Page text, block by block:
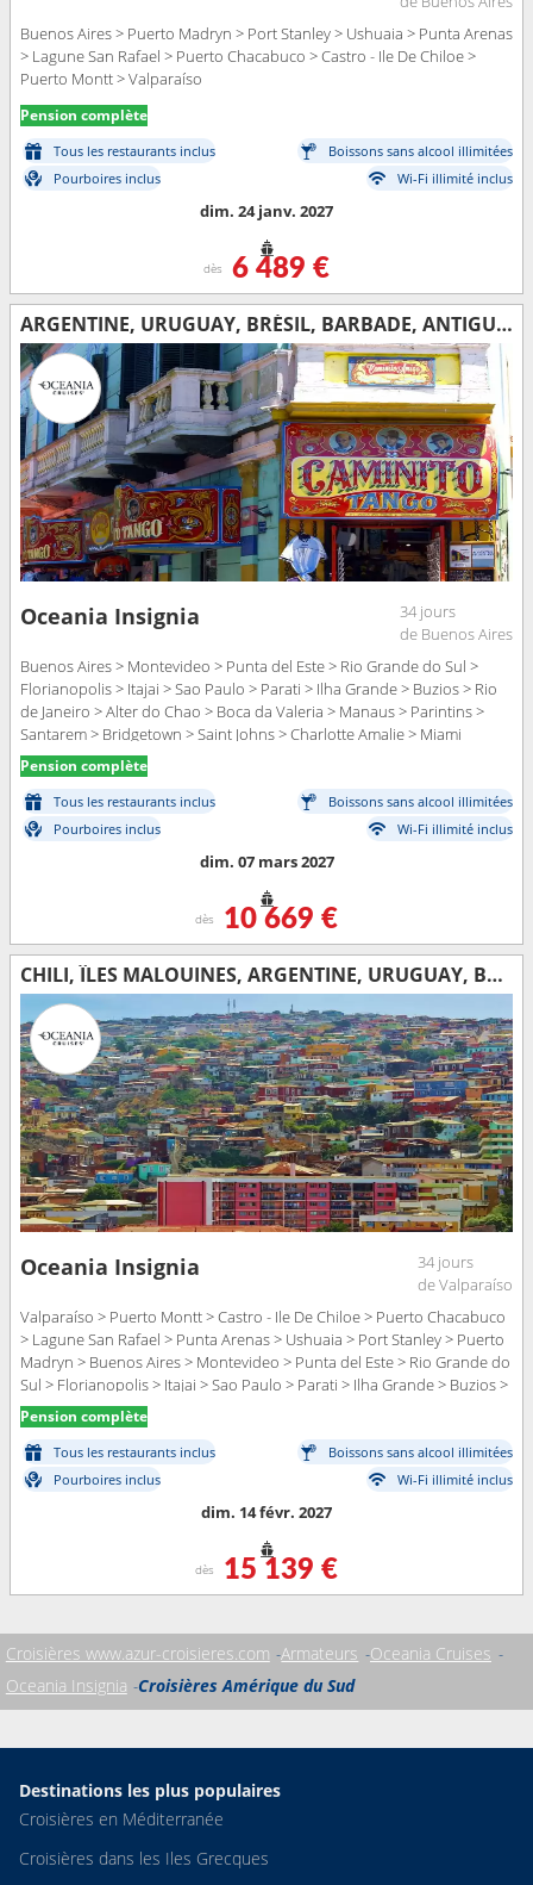
Buenos Aires > Puerto Madryn > Port Stanley > Ushuaia > Punta Arenas
> Lagune San Rafael > Puerto Chacabuco > Castro - Ile De Chiloe >
Puerto Montt > Valparaíso
Pension complète
Tous les restaurants inclus
Boissons sans alcool illimitées
Pourboires inclus
Wi-Fi illimité inclus
dim. 24 janv. 2027
dès 6 489 €
ARGENTINE, URUGUAY, BRÉSIL, BARBADE, ANTIGUA-ET-BARBUDA, ÉTATS-UNIS
Oceania Insignia
34 jours
de Buenos Aires
Buenos Aires > Montevideo > Punta del Este > Rio Grande do Sul >
Florianopolis > Itajai > Sao Paulo > Parati > Ilha Grande > Buzios > Rio
de Janeiro > Alter do Chao > Boca da Valeria > Manaus > Parintins >
Santarem > Bridgetown > Saint Johns > Charlotte Amalie > Miami
Pension complète
Tous les restaurants inclus
Boissons sans alcool illimitées
Pourboires inclus
Wi-Fi illimité inclus
dim. 07 mars 2027
dès 10 669 €
CHILI, ÎLES MALOUINES, ARGENTINE, URUGUAY, BRÉSIL
Oceania Insignia
34 jours
de Valparaíso
Valparaíso > Puerto Montt > Castro - Ile De Chiloe > Puerto Chacabuco
> Lagune San Rafael > Punta Arenas > Ushuaia > Port Stanley > Puerto
Madryn > Buenos Aires > Montevideo > Punta del Este > Rio Grande do
Sul > Florianopolis > Itajai > Sao Paulo > Parati > Ilha Grande > Buzios >
Rio de Janeiro
Pension complète
Tous les restaurants inclus
Boissons sans alcool illimitées
Pourboires inclus
Wi-Fi illimité inclus
dim. 14 févr. 2027
dès 15 139 €
Croisières www.azur-croisieres.com Armateurs Oceania Cruises
Oceania Insignia Croisières Amérique du Sud
Destinations les plus populaires
Croisières en Méditerranée
Croisières dans les Iles Grecques